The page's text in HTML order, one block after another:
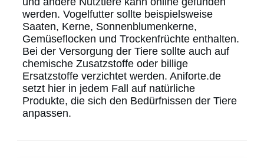
werden. Vogelfutter sollte beispielsweise
Saaten, Kerne, Sonnenblumenkerne,
Gemüseflocken und Trockenfrüchte enthalten.
Bei der Versorgung der Tiere sollte auch auf
chemische Zusatzstoffe oder billige
Ersatzstoffe verzichtet werden. Aniforte.de
setzt hier in jedem Fall auf natürliche
Produkte, die sich den Bedürfnissen der Tiere
anpassen.